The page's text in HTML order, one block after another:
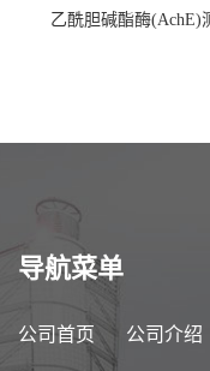
乙酰胆碱酯酶(AchE)
导航菜单
公司首页 公司介绍